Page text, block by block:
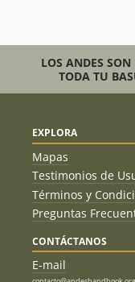
LOS ANDES
TODA TU
EXPLORA
Mapas
Testimonios de
Términos y
Preguntas
CONTÁCTANOS
E-mail